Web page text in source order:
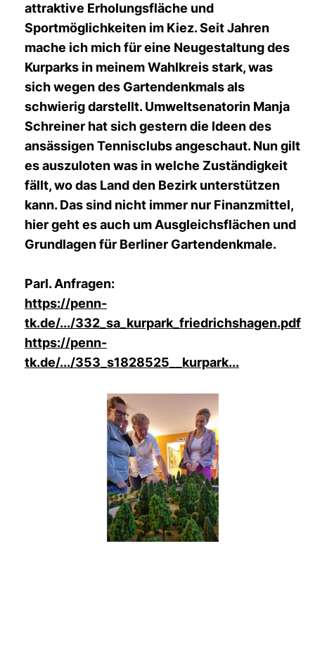
attraktive Erholungsfläche und
Sportmöglichkeiten im Kiez. Seit Jahren
mache ich mich für eine Neugestaltung des
Kurparks in meinem Wahlkreis stark, was
sich wegen des Gartendenkmals als
schwierig darstellt. Umweltsenatorin Manja
Schreiner hat sich gestern die Ideen des
ansässigen Tennisclubs angeschaut. Nun gilt
es auszuloten was in welche Zuständigkeit
fällt, wo das Land den Bezirk unterstützen
kann. Das sind nicht immer nur Finanzmittel,
hier geht es auch um Ausgleichsflächen und
Grundlagen für Berliner Gartendenkmale.
Parl. Anfragen:
https://penn-
tk.de/.../332_sa_kurpark_friedrichshagen.pdf
https://penn-
tk.de/.../353_s1828525__kurpark...